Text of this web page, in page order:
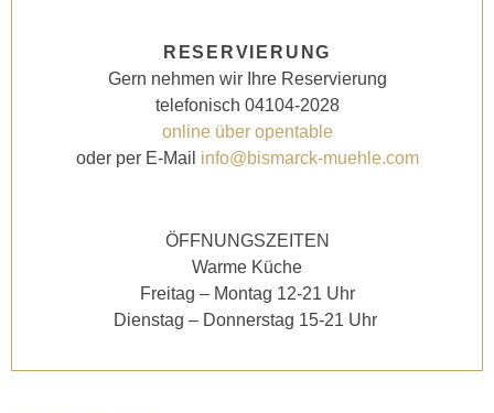
RESERVIERUNG
Gern nehmen wir Ihre Reservierung
telefonisch 04104-2028
online über opentable
oder per E-Mail info@bismarck-muehle.com
ÖFFNUNGSZEITEN
Warme Küche
Freitag – Montag 12-21 Uhr
Dienstag – Donnerstag 15-21 Uhr